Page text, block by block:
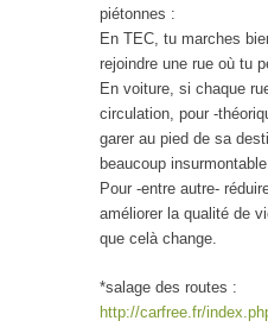
piétonnes :
En TEC, tu marches
rejoindre une rue où tu
En voiture, si chaque
circulation, pour -
garer au pied de sa
beaucoup
Pour -entre autre-
améliorer la qualité de
que celà change.
*salage des routes :
http://carfree.fr/